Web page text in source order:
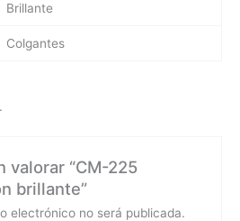
Brillante
Colgantes
valorar “CM-225
brillante”
electrónico no será publicada.